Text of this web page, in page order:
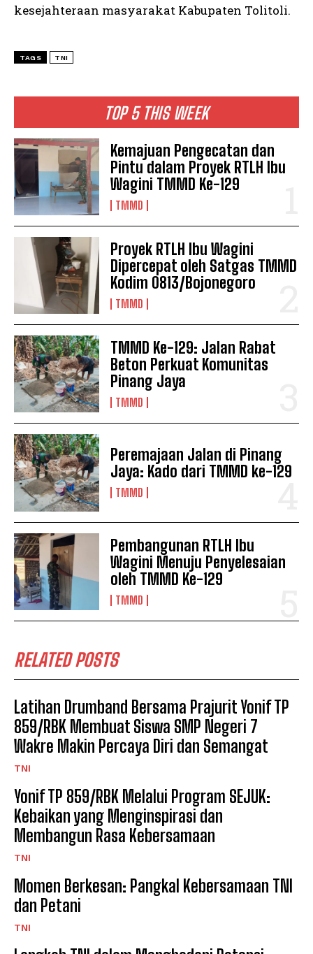
TOP 5 THIS WEEK
Kemajuan Pengecatan dan
Pintu dalam Proyek RTLH Ibu
Wagini TMMD Ke-129
TMMD
Proyek RTLH Ibu Wagini
Dipercepat oleh Satgas TMMD
Kodim 0813/Bojonegoro
TMMD
TMMD Ke-129: Jalan Rabat
Beton Perkuat Komunitas
Pinang Jaya
TMMD
Peremajaan Jalan di Pinang
Jaya: Kado dari TMMD ke-129
TMMD
Pembangunan RTLH Ibu
Wagini Menuju Penyelesaian
oleh TMMD Ke-129
TMMD
RELATED POSTS
Latihan Drumband Bersama Prajurit Yonif TP
859/RBK Membuat Siswa SMP Negeri 7
Wakre Makin Percaya Diri dan Semangat
TNI
Yonif TP 859/RBK Melalui Program SEJUK:
Kebaikan yang Menginspirasi dan
Membangun Rasa Kebersamaan
TNI
Momen Berkesan: Pangkal Kebersamaan TNI
dan Petani
TNI
kesejahteraan masyarakat Kabupaten Tolitoli.
TAGS TNI